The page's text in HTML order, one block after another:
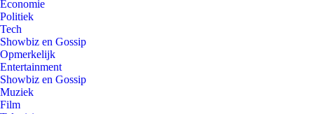
Economie
Politiek
Tech
Showbiz en Gossip
Opmerkelijk
Entertainment
Showbiz en Gossip
Muziek
Film